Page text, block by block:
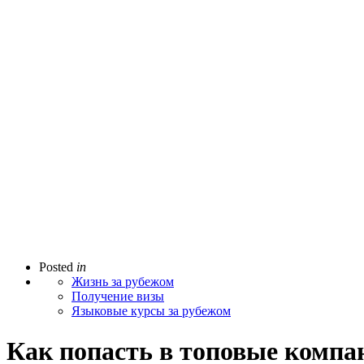
Posted in
Жизнь за рубежом
Получение визы
Языковые курсы за рубежом
Как попасть в топовые